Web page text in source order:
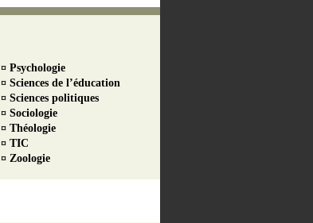
¤ Psychologie
¤ Sciences de l’éducation
¤ Sciences politiques
¤ Sociologie
¤ Théologie
¤ TIC
¤ Zoologie